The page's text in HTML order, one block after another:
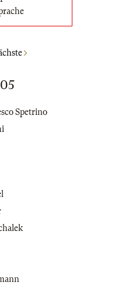
Spetrino